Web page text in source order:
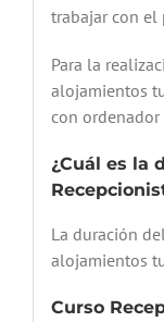
trabajar con el
Para la
alojamientos
con
¿Cuál es la
La duración
alojamientos
Curso